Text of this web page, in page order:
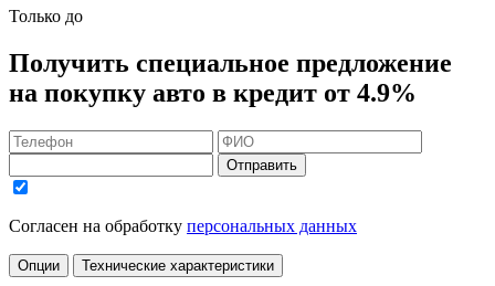
Только до
Получить специальное предложение
на покупку авто в кредит от 4.9%
Отправить
Согласен на обработку персональных данных
Опции Технические характеристики